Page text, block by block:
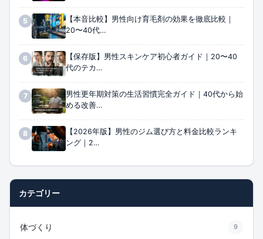
5
【本音比較】男性向け育毛剤の効果を徹底比較｜
20〜40代…
6
【保存版】男性スキンケア初心者ガイド｜20〜40
代のテカ…
7
男性更年期対策の生活習慣完全ガイド｜40代から始
める改善…
8
【2026年版】男性のジム選び方と料金比較ランキ
ング｜2…
カテゴリー
体づくり 9